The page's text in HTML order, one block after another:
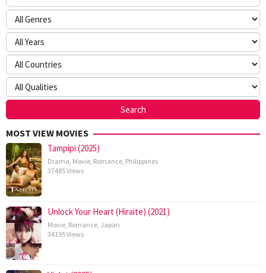
MOST VIEW MOVIES
Tampipi (2025)
Drama Movie Romance Philippines
37485 Views
Unlock Your Heart (Hiraite) (2021)
Movie Romance Japan
34195 Views